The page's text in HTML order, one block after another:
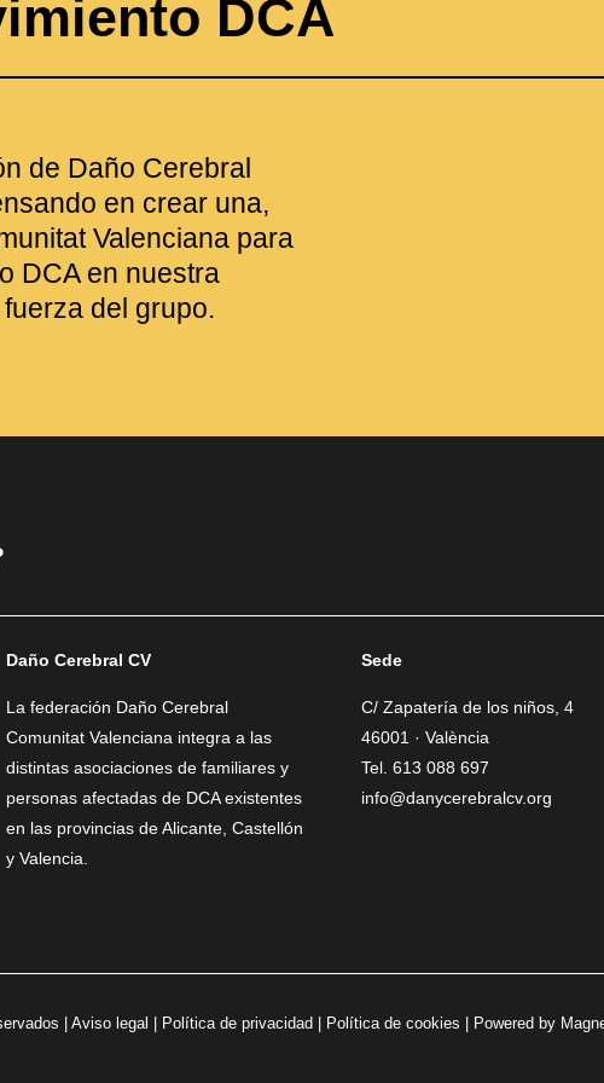
DCA
de Daño Cerebral
en crear una,
Valenciana para
DCA en nuestra
del grupo.
Daño Cerebral CV
La federación Daño Cerebral
Comunitat Valenciana integra a las
distintas asociaciones de familiares y
personas afectadas de DCA existentes
en las provincias de Alicante, Castellón
y Valencia.
Sede
C/ Zapatería de los niños, 4
46001 · València
Tel. 613 088 697
info@danycerebralcv.org
| Aviso legal Política de privacidad Política de cookies | Powered by